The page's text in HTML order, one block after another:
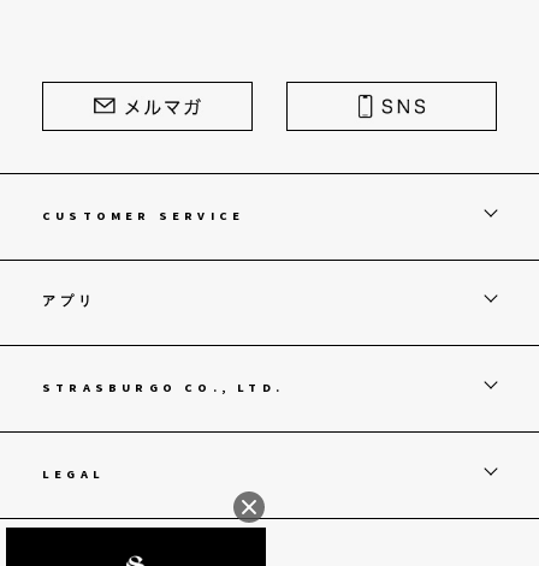
CUSTOMER SERVICE
アプリ
STRASBURGO CO., LTD.
LEGAL